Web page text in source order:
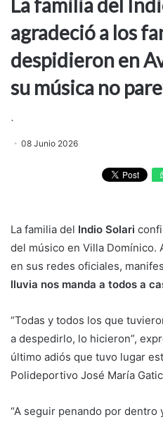
agradeció a los
despidieron en
su música no
.
08 Junio 2026
La familia del Indio Solari
del músico en Villa Domínico.
en sus redes oficiales,
lluvia nos manda a todos a
“Todas y todos los que
a despedirlo, lo hicieron”,
último adiós que tuvo lugar
Polideportivo José María
“A seguir penando por dentro